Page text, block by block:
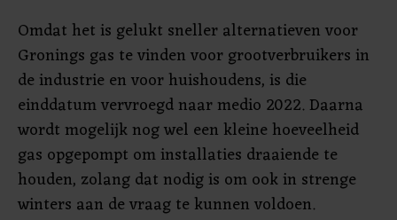
Omdat het is gelukt sneller alternatieven voor
Gronings gas te vinden voor grootverbruikers in
de industrie en voor huishoudens, is die
einddatum vervroegd naar medio 2022. Daarna
wordt mogelijk nog wel een kleine hoeveelheid
gas opgepompt om installaties draaiende te
houden, zolang dat nodig is om ook in strenge
winters aan de vraag te kunnen voldoen.